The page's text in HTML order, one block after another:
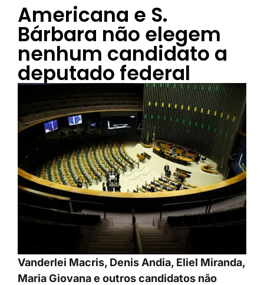
Americana e S.
Bárbara não elegem
nenhum candidato a
deputado federal
Vanderlei Macris, Denis Andia, Eliel Miranda,
Maria Giovana e outros candidatos não